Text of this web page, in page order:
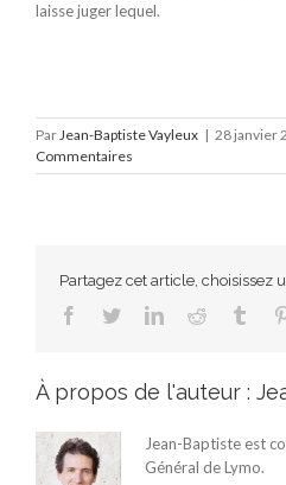
laisse juger lequel.
ParJean-Baptiste Vayleux | 28 janvier
Commentaires
Partagez cet article, choisissez
Facebook
TwitterLinkedInReddit
À propos de l'auteur :
Jean-Baptiste est
Général de Lymo.